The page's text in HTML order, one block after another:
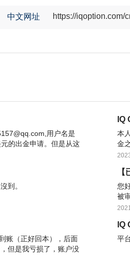
中文网址 https://iqoption.com/
用户名是
的出金申请。但是从这
IQ
嫌
本
金
IQ
到。
您
被
益
账（正好回本），后面
但是我亏损了，账户没
IQ
平